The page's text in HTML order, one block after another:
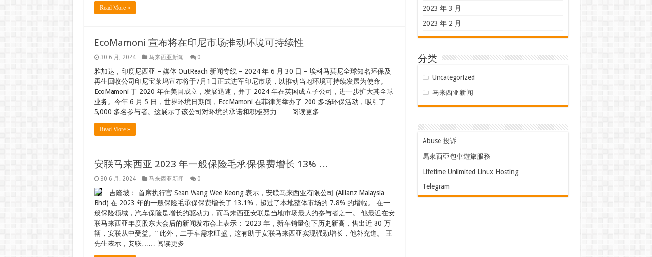
Read More »
EcoMamoni 宣布将在印尼市场推动环境可持续性
30 6 月, 2024 马来西亚新闻 0
雅加达，印度尼西亚 – 媒体 OutReach 新闻专线 – 2024 年 6 月 30 日 – 埃科马莫尼全球知名环保及
再生回收公司印尼宝莱坞宣布将于7月1日正式进军印尼市场，以推动当地环境可持续发展为使命。
EcoMamoni 于 2020 年在美国成立，发展迅速，并于 2024 年在英国成立子公司，进一步扩大其全球
业务。今年 6 月 5 日，世界环境日期间，EcoMamoni 在菲律宾举办了 200 多场环保活动，吸引了
5,000 多名参与者。这展示了该公司对环境的承诺和积极努力…… 阅读更多
Read More »
安联马来西亚 2023 年一般保险毛承保保费增长 13% …
30 6 月, 2024 马来西亚新闻 0
吉隆坡： 首席执行官 Sean Wang Wee Keong 表示，安联马来西亚有限公司 (Allianz Malaysia
Bhd) 在 2023 年的一般保险毛承保保费增长了 13.1%，超过了本地整体市场的 7.8% 的增幅。 在一
般保险领域，汽车保险是增长的驱动力，而马来西亚安联是当地市场最大的参与者之一。 他最近在安
联马来西亚年度股东大会后的新闻发布会上表示：“2023 年，新车销量创下历史新高，售出近 80 万
辆，安联从中受益。” 此外，二手车需求旺盛，这有助于安联马来西亚实现强劲增长，他补充道。 王
先生表示，安联…… 阅读更多
2023 年 3 月
2023 年 2 月
分类
Uncategorized
马来西亚新闻
Abuse 投诉
馬來西亞包車遊旅服務
Lifetime Unlimited Linux Hosting
Telegram